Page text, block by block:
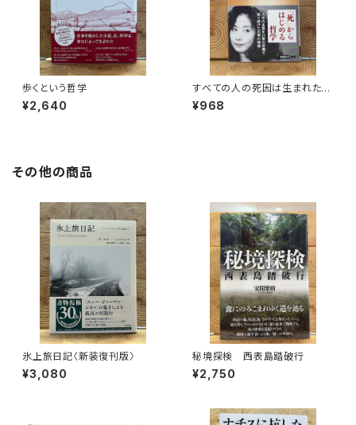
歩くという哲学
¥2,640
すべての人の死因は生まれたこ
とである
¥968
その他の商品
氷上旅日記〈新装復刊版〉
¥3,080
秘境探検 西表島踏破行
¥2,750